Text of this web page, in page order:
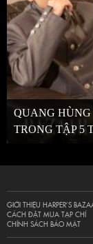
QUANG
TRONG TẬP 5
GIỚI THIỆU HARPER’S
CÁCH ĐẶT MUA TẠP CHÍ
CHÍNH SÁCH BẢO MẬT